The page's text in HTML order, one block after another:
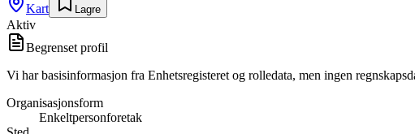
Kart
Lagre
Aktiv
Begrenset profil
Vi har basisinformasjon fra Enhetsregisteret og rolledata, men ingen
Organisasjonsform
Enkeltpersonforetak